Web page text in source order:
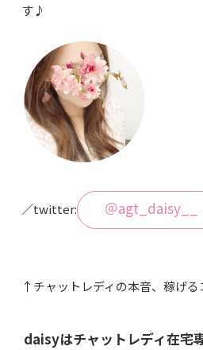
す♪
／twitter: ＠agt_daisy__
↑チャットレディの本音、稼げ
daisyはチャットレディ在宅